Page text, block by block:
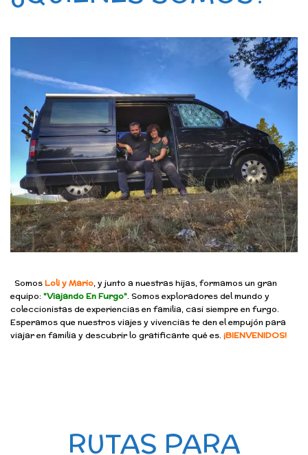
SomosLoli y Mario, y junto a nuestras hijas, formamos un gran
equipo:"Viajando En Furgo". Somos exploradores del mundo y
coleccionistas de experiencias en familia, casi siempre en furgo.
Esperamos que nuestros viajes y vivencias te den el empujón para
viajar en familia y descubrir lo gratificante qué es.¡BIENVENIDOS!
RUTAS PARA